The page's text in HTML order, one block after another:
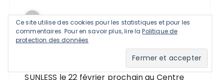
SUNLESS
SUNLESS le 22 février prochain au Centre
Ce site utilise des cookies pour les statistiques et pour les
commentaires. Pour en savoir plus, lire laPolitique de
protection des données